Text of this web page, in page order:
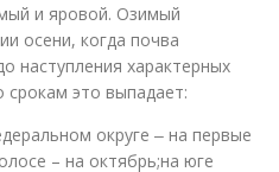
и яровой. Озимый
осени, когда почва
наступления характерных
срокам это выпадает:
округе ‒ на первые
– на октябрь;на юге